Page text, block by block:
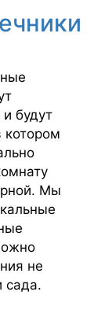
будут
Мы
не
сада.